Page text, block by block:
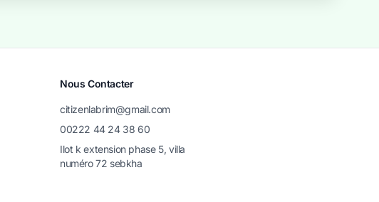
Nous Contacter
citizenlabrim@gmail.com
00222 44 24 38 60
Ilot k extension phase 5, villa
numéro 72 sebkha